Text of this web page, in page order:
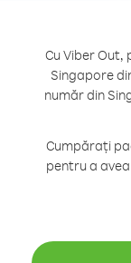
Cu Viber
Singapore
număr din
Cumpărați
pentru a